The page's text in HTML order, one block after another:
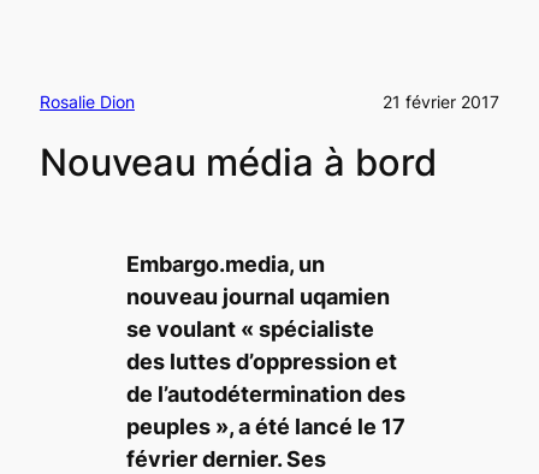
Rosalie Dion 21 février 2017
Nouveau média à bord
Embargo.media, un
nouveau journal uqamien
se voulant « spécialiste
des luttes d’oppression et
de l’autodétermination des
peuples », a été lancé le 17
février dernier. Ses